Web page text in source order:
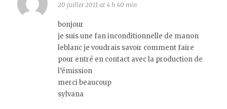
20 juillet 2011 at 4 h 40 min
bonjour
je suis une fan inconditionnelle de manon
leblanc je voudrais savoir comment faire
pour entré en contact avec la production de
l’émission
merci beaucoup
sylvana